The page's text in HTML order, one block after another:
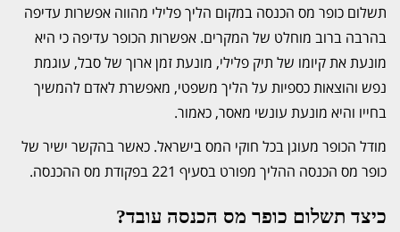
תשלום כופר מס הכנסה במקום הליך פלילי מהווה אפשרות עדיפה
בהרבה ברוב מוחלט של המקרים. אפשרות הכופר עדיפה כי היא
מונעת את קיומו של תיק פלילי, מונעת זמן ארוך של סבל, עוגמת
נפש והוצאות כספיות על הליך משפטי, מאפשרת לאדם להמשיך
בחייו והיא מונעת עונשי מאסר, כאמור.
מודל הכופר מעוגן בכל חוקי המס בישראל. כאשר בהקשר ישיר של
כופר מס הכנסה ההליך מפורט בסעיף 221 בפקודת מס ההכנסה.
כיצד תשלום כופר מס הכנסה עובד?